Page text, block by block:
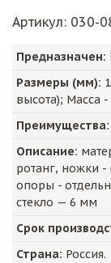
Артикул: 030-
Предназначен:
Размеры (мм):
высота); Масса -
Преимущества:
Описание:
ротанг, ножки -
опоры -
стекло — 6 мм
Срок
Страна: Россия.